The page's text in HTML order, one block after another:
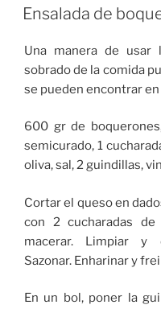
EL
Ensalada de
Una manera de usar
sobrado de la comida
se pueden encontrar
600 gr de
semicurado, 1
oliva, sal, 2 guindillas,
Cortar el queso en
con 2 cucharadas
macerar. Limpiar y
Sazonar. Enharinar y
En un bol, poner la